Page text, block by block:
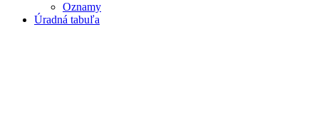
Oznamy
Úradná tabuľa